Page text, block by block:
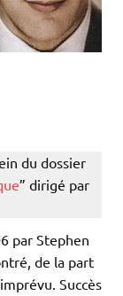
du dossier
” dirigé par
par Stephen
de la part
Succès